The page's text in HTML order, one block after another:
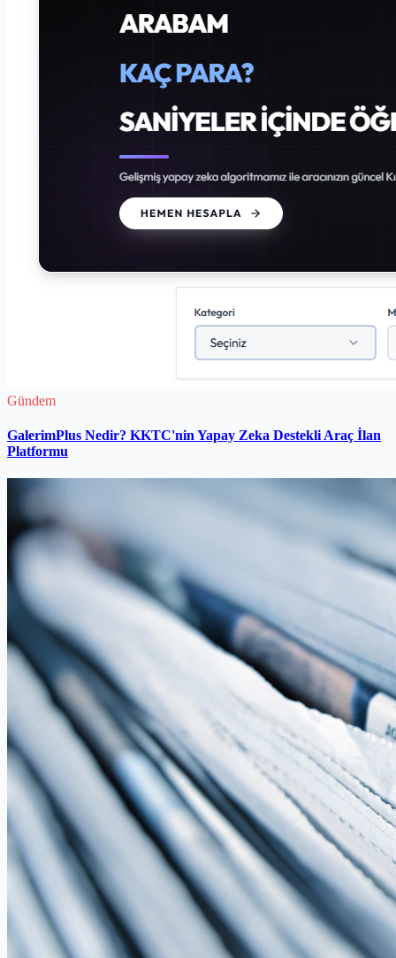
Gündem
GalerimPlus Nedir? KKTC'nin Yapay Zeka Destekli Araç İlan
Platformu